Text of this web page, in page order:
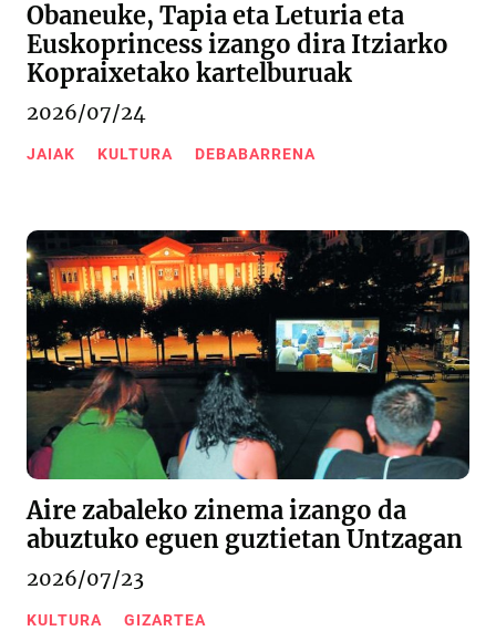
Obaneuke, Tapia eta Leturia eta
Euskoprincess izango dira Itziarko
Kopraixetako kartelburuak
2026/07/24
JAIAK KULTURA DEBABARRENA
Aire zabaleko zinema izango da
abuztuko eguen guztietan Untzagan
2026/07/23
KULTURA GIZARTEA